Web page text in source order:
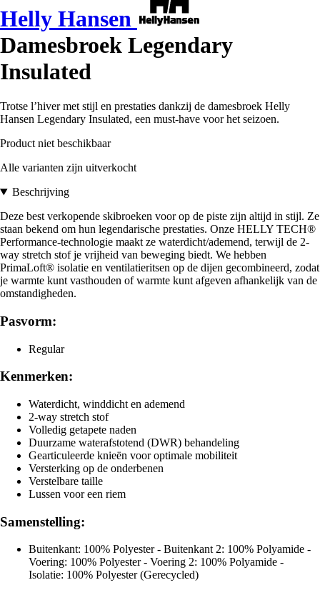
Helly Hansen
Damesbroek Legendary
Insulated
Trotse l’hiver met stijl en prestaties dankzij de damesbroek Helly
Hansen Legendary Insulated, een must-have voor het seizoen.
Product niet beschikbaar
Alle varianten zijn uitverkocht
Beschrijving
Deze best verkopende skibroeken voor op de piste zijn altijd in stijl. Ze
staan bekend om hun legendarische prestaties. Onze HELLY TECH®
Performance-technologie maakt ze waterdicht/ademend, terwijl de 2-
way stretch stof je vrijheid van beweging biedt. We hebben
PrimaLoft® isolatie en ventilatieritsen op de dijen gecombineerd, zodat
je warmte kunt vasthouden of warmte kunt afgeven afhankelijk van de
omstandigheden.
Pasvorm:
Regular
Kenmerken:
Waterdicht, winddicht en ademend
2-way stretch stof
Volledig getapete naden
Duurzame waterafstotend (DWR) behandeling
Gearticuleerde knieën voor optimale mobiliteit
Versterking op de onderbenen
Verstelbare taille
Lussen voor een riem
Samenstelling:
Buitenkant: 100% Polyester - Buitenkant 2: 100% Polyamide -
Voering: 100% Polyester - Voering 2: 100% Polyamide -
Isolatie: 100% Polyester (Gerecycled)